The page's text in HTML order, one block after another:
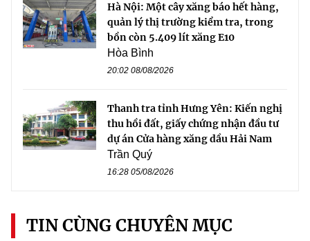
Hà Nội: Một cây xăng báo hết hàng,
quản lý thị trường kiểm tra, trong
bồn còn 5.409 lít xăng E10
Hòa Bình
20:02 08/08/2026
Thanh tra tỉnh Hưng Yên: Kiến nghị
thu hồi đất, giấy chứng nhận đầu tư
dự án Cửa hàng xăng dầu Hải Nam
Trần Quý
16:28 05/08/2026
TIN CÙNG CHUYÊN MỤC